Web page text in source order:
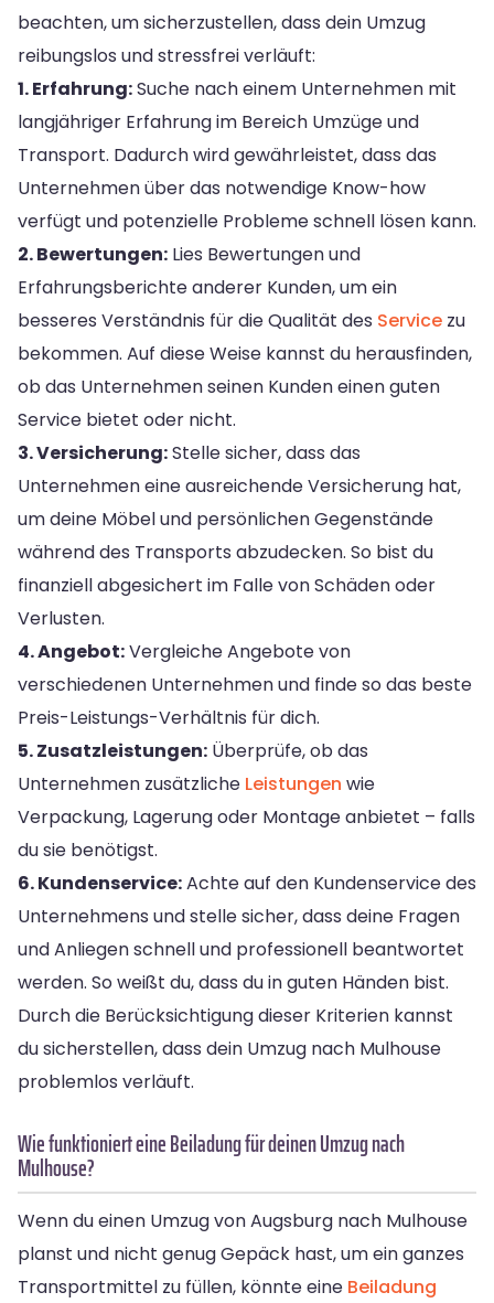
beachten, um sicherzustellen, dass dein Umzug
reibungslos und stressfrei verläuft:
1. Erfahrung:Suche nach einem Unternehmen mit
langjähriger Erfahrung im Bereich Umzüge und
Transport. Dadurch wird gewährleistet, dass das
Unternehmen über das notwendige Know-how
verfügt und potenzielle Probleme schnell lösen kann.
2. Bewertungen: Lies Bewertungen und
Erfahrungsberichte anderer Kunden, um ein
besseres Verständnis für die Qualität des Service zu
bekommen. Auf diese Weise kannst du herausfinden,
ob das Unternehmen seinen Kunden einen guten
Service bietet oder nicht.
3. Versicherung:Stelle sicher, dass das
Unternehmen eine ausreichende Versicherung hat,
um deine Möbel und persönlichen Gegenstände
während des Transports abzudecken. So bist du
finanziell abgesichert im Falle von Schäden oder
Verlusten.
4. Angebot:Vergleiche Angebote von
verschiedenen Unternehmen und finde so das beste
Preis-Leistungs-Verhältnis für dich.
5. Zusatzleistungen: Überprüfe, ob das
Unternehmen zusätzliche Leistungen wie
Verpackung, Lagerung oder Montage anbietet – falls
du sie benötigst.
6. Kundenservice:Achte auf den Kundenservice des
Unternehmens und stelle sicher, dass deine Fragen
und Anliegen schnell und professionell beantwortet
werden. So weißt du, dass du in guten Händen bist.
Durch die Berücksichtigung dieser Kriterien kannst
du sicherstellen, dass dein Umzug nach Mulhouse
problemlos verläuft.
Wie funktioniert eine Beiladung für deinen Umzug nach
Mulhouse?
Wenn du einen Umzug von Augsburg nach Mulhouse
planst und nicht genug Gepäck hast, um ein ganzes
Transportmittel zu füllen, könnte eine Beiladung